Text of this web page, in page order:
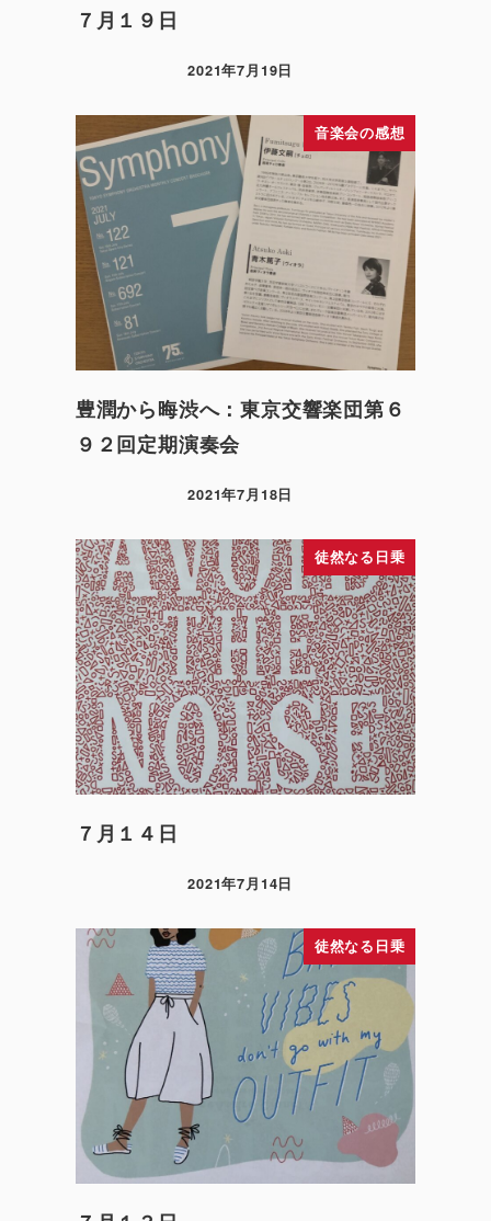
７月１９日
2021年7月19日
音楽会の感想
豊潤から晦渋へ：東京交響楽団第６
９２回定期演奏会
2021年7月18日
徒然なる日乗
７月１４日
2021年7月14日
徒然なる日乗